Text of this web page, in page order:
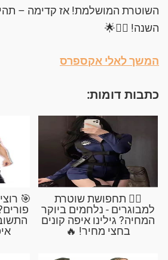
השוטרת המושלמת! אז קדימה –
השנה! 👮‍♀️🌟
המשך לאלי אקספרס
כתבות דומות:
👮‍♀️ תחפושת שוטרת
למבוגרים - נלחמים ביוקר
המחיה? גילינו איפה קונים
בחצי מחיר! 🔥
🎯